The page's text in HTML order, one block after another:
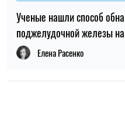
НОВОСТИ О ВОЙНЕ